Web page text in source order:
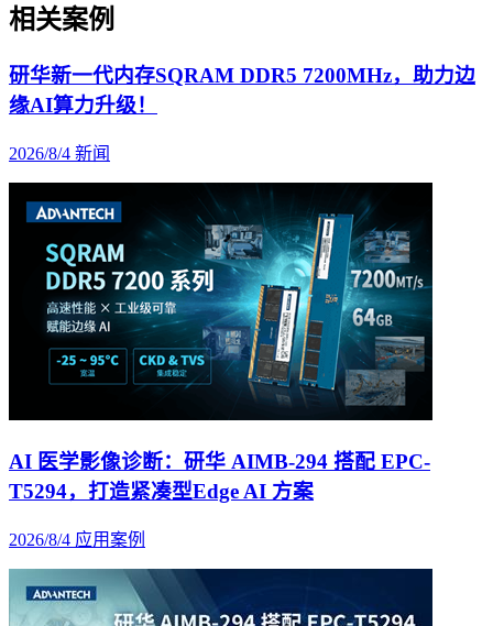
相关案例
研华新一代内存SQRAM DDR5 7200MHz，助力边
缘AI算力升级！
2026/8/4 新闻
AI 医学影像诊断：研华 AIMB-294 搭配 EPC-
T5294，打造紧凑型Edge AI 方案
2026/8/4 应用案例